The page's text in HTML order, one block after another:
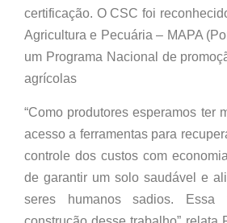
certificação. O CSC foi
Agricultura e Pecuária – MAPA
um Programa Nacional de
agrícolas
“Como produtores esperamos ter
acesso a ferramentas para
controle dos custos com
de garantir um solo saudável e
seres humanos sadios.